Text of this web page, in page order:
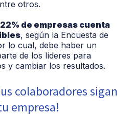
otros.
22% de empresas cuenta
, según la Encuesta de
lo cual, debe haber un
de los líderes para
y cambiar los resultados.
colaboradores sigan
empresa!